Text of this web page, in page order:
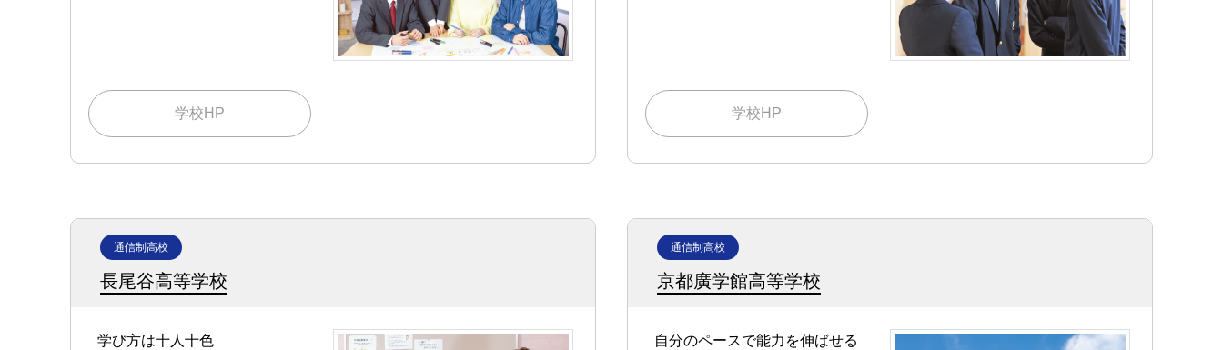
学校HP 学校HP
通信制高校
長尾谷高等学校
学び方は十人十色
通信制高校
京都廣学館高等学校
自分のペースで能力を伸ばせる